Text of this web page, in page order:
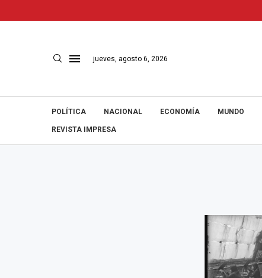
jueves, agosto 6, 2026
POLÍTICA NACIONAL ECONOMÍA MUNDO
REVISTA IMPRESA